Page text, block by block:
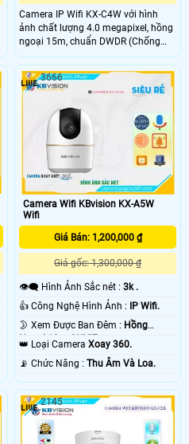
Camera IP Wifi KX-C4W với hình
ảnh chất lượng 4.0 megapixel, hồng
ngoại 15m, chuẩn DWDR (Chống
Ngược Sáng), khả năng xoay 360
độ, âm thanh và loa. Ưu điểm lớn
nhất của camera phải kể đến là tính
năng IP Wifi kết nối nhanh chóng và
tạo tên miền giúp camera dễ dàng
lắp đặt và sử dụng nhanh chỉ bằng
vài thao tác đơn giản.
Camera Wifi KBvision KX-A5W
Wifi
Giá Bán: 1,200,000 ₫
Giá gốc: 1,300,000 ₫
👁️‍🗨 Hình Ảnh Sắc nét :3k .
👍 Công Nghệ Hình Ảnh :
IP Wifi.
🌛 Xem Được Ban Đêm : Hồng
Ngoại 10m ONVIF.
👑 Loại CameraXoay 360.
️📡 Chức Năng :Thu Âm Và Loa.
3666
2145